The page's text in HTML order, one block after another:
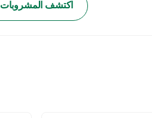
اكتشف المشروبات